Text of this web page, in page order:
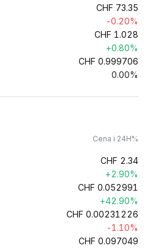
CHF 73.35
-0.20%
CHF 1.028
+0.80%
CHF 0.999706
0.00%
Cena i 24H%
CHF 2.34
+2.90%
CHF 0.052991
+42.90%
CHF 0.00231226
-1.10%
CHF 0.097049